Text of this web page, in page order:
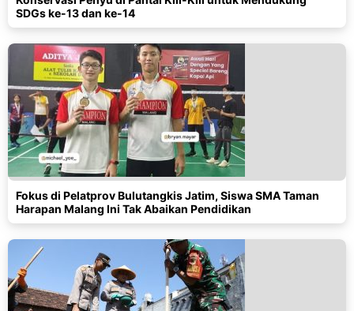
SDGs ke-13 dan ke-14
Fokus di Pelatprov Bulutangkis Jatim, Siswa SMA Taman
Harapan Malang Ini Tak Abaikan Pendidikan